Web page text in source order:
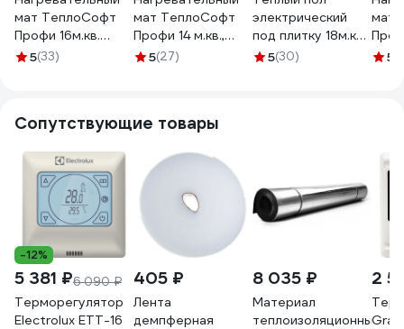
мат ТеплоСофт
Профи 16м.кв.
2400Вт с
5(33)
мат ТеплоСофт
Профи 14 м.кв.,
2100 Вт, с
5(27)
электрический
под плитку 18м.кв.
2700Вт
5(30)
мат
5
Сопутствующие товары
-12%
5 381 ₽6 090 ₽
Терморегулятор
Electrolux ETT-16
405 ₽
Лента
демпферная
8 035 ₽
Материал
теплоизоляционный
2